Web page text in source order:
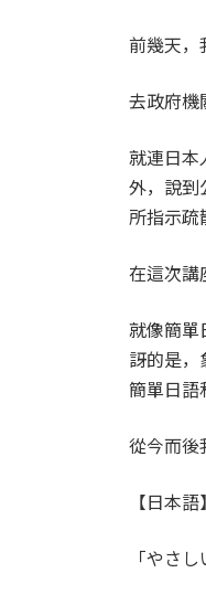
前幾天，
去政府機
就連日本
外，說到
所指示疏
在這次講
就像簡單
訝的是，
簡單日語
從今而後
【日本語】
「やさ